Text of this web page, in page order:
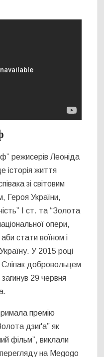
режисерів Леоніда
історія життя
зі світовим
Героя України,
І ст. та “Золота
опери,
стати воїном і
У 2015 році
Сліпак добровольцем
29 червня
премію
дзиґа” як
фільм”, виклали
на Megogo